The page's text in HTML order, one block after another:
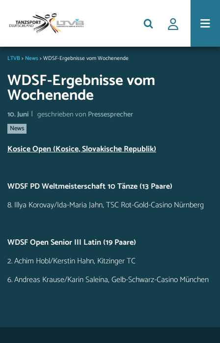
LTVB> News>WDSF-Ergebnisse vom Wochenende
WDSF-Ergebnisse vom
Wochenende
10. Juni | geschrieben von Pressesprecher
News
Kosice Open (Kosice, Slovakische Republik)
WDSF PD Weltmeisterschaft 10 Tänze (13 Paare)
8. Illya Korovay/Ida-Maria Jahn, TSC Rot-Gold-Casino Nürnberg
WDSF Open Senior III Latin (19 Paare)
2. Achim Hobl/Kerstin Hahn, Kitzinger TC
6. Andreas Krause/Karin Saleina, Gelb-Schwarz-Casino München